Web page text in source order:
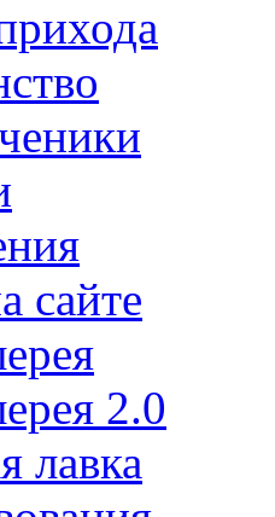
сайте
2.0
лавка